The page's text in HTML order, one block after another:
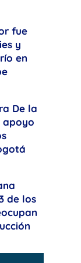
fue
y
en
De la
apoyo
de los